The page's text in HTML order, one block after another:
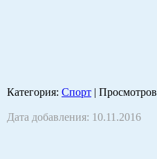
Категория: Спорт | Просмотров
Дата добавления: 10.11.2016